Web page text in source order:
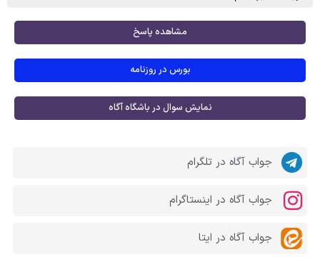
مشاهده پاسخ
بورس در روزنامه
نمایش سوال در باشگاه آگاه
جواب آگاه در تلگرام
جواب آگاه در اینستاگرام
جواب آگاه در ایتا